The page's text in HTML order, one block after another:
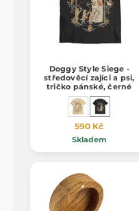
Doggy Style Siege -
středověcí zajíci a psi,
tričko pánské, černé
590 Kč
Skladem